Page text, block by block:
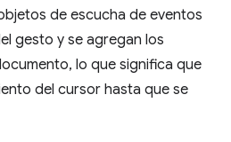
de escucha de eventos
gesto y se agregan los
lo que significa que
del cursor hasta que se